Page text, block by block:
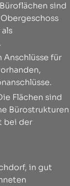
sind
Anschlüsse für
Flächen sind
Bürostrukturen
bei der
in gut